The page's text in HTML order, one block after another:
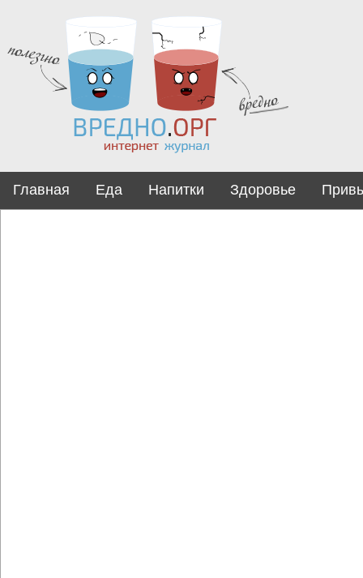
Главная Еда Напитки Здоровье